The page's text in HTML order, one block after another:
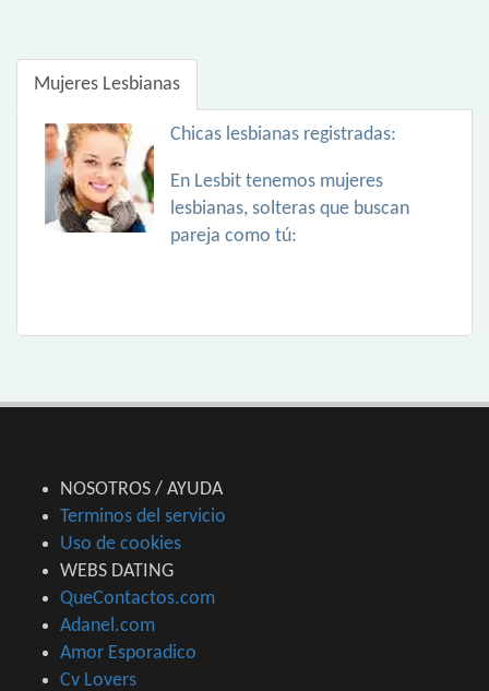
Mujeres Lesbianas
Chicas lesbianas registradas:
En Lesbit tenemos mujeres
lesbianas, solteras que buscan
pareja como tú:
NOSOTROS / AYUDA
Terminos del servicio
Uso de cookies
WEBS DATING
QueContactos.com
Adanel.com
Amor Esporadico
Cv Lovers